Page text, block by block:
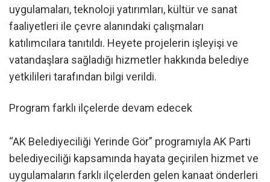
uygulamaları, teknoloji yatırımları, kültür ve sanat
faaliyetleri ile çevre alanındaki çalışmaları
katılımcılara tanıtıldı. Heyete projelerin işleyişi ve
vatandaşlara sağladığı hizmetler hakkında belediye
yetkilileri tarafından bilgi verildi.
Program farklı ilçelerde devam edecek
“AK Belediyeciliği Yerinde Gör” programıyla AK Parti
belediyeciliği kapsamında hayata geçirilen hizmet ve
uygulamaların farklı ilçelerden gelen kanaat önderleri